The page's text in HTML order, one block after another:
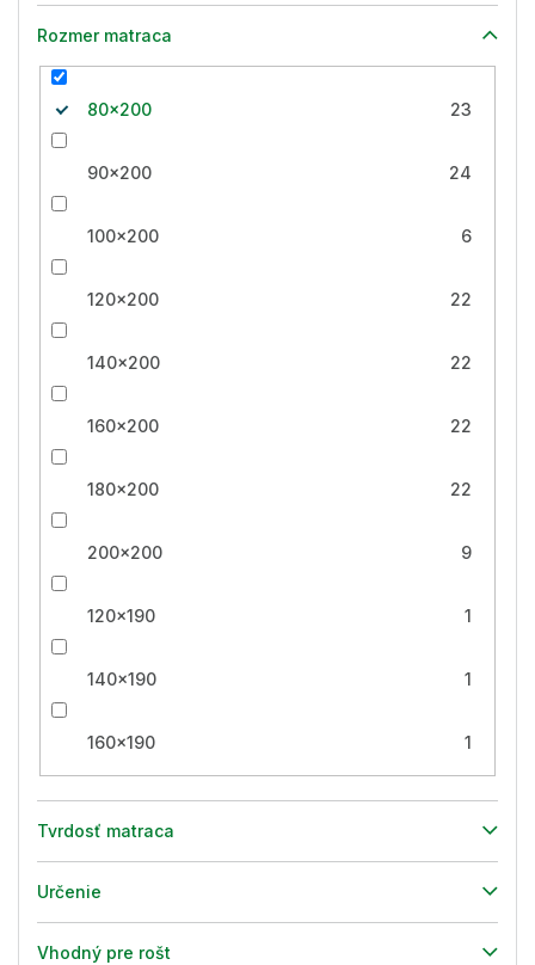
Rozmer matraca
80x200 23
90x200 24
100x200 6
120x200 22
140x200 22
160x200 22
180x200 22
200x200 9
120x190 1
140x190 1
160x190 1
Tvrdosť matraca
Určenie
Vhodný pre rošt